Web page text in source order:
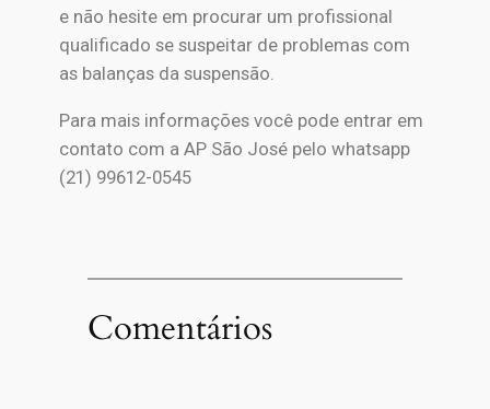
e não hesite em procurar um profissional
qualificado se suspeitar de problemas com
as balanças da suspensão.
Para mais informações você pode entrar em
contato com a AP São José pelo whatsapp
(21) 99612-0545
Comentários